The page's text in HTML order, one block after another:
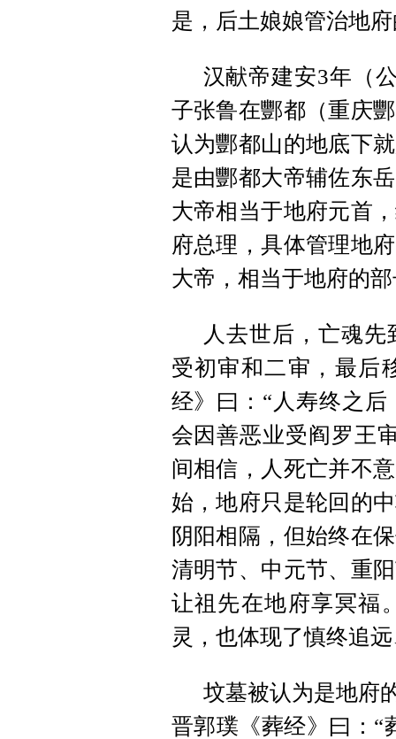
是，后土娘娘管治地
汉献帝建安3年（
子张鲁在酆都（重庆
认为酆都山的地底下
是由酆都大帝辅佐东
大帝相当于地府元首
府总理，具体管理地
大帝，相当于地府的
人去世后，亡魂
受初审和二审，最后
经》曰：“人寿终之
会因善恶业受阎罗王
间相信，人死亡并不
始，地府只是轮回的
阴阳相隔，但始终在
清明节、中元节、重
让祖先在地府享冥福
灵，也体现了慎终追
坟墓被认为是地府
晋郭璞《葬经》曰：“